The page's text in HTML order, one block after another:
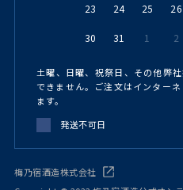
23 24 25 26
30 31 1 2
土曜、日曜、祝祭日、その他弊
できません。ご注文はインター
ます。
発送不可日
梅乃宿酒造株式会社